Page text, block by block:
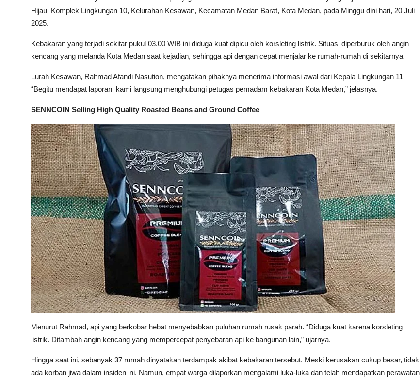
Hijau, Komplek Lingkungan 10, Kelurahan Kesawan, Kecamatan Medan Barat, Kota Medan, pada Minggu dini hari, 20 Juli
2025.
Kebakaran yang terjadi sekitar pukul 03.00 WIB ini diduga kuat dipicu oleh korsleting listrik. Situasi diperburuk oleh angin
kencang yang melanda Kota Medan saat kejadian, sehingga api dengan cepat menjalar ke rumah-rumah di sekitarnya.
Lurah Kesawan, Rahmad Afandi Nasution, mengatakan pihaknya menerima informasi awal dari Kepala Lingkungan 11.
“Begitu mendapat laporan, kami langsung menghubungi petugas pemadam kebakaran Kota Medan,” jelasnya.
SENNCOIN Selling High Quality Roasted Beans and Ground Coffee
Menurut Rahmad, api yang berkobar hebat menyebabkan puluhan rumah rusak parah. “Diduga kuat karena korsleting
listrik. Ditambah angin kencang yang mempercepat penyebaran api ke bangunan lain,” ujarnya.
Hingga saat ini, sebanyak 37 rumah dinyatakan terdampak akibat kebakaran tersebut. Meski kerusakan cukup besar, tidak
ada korban jiwa dalam insiden ini. Namun, empat warga dilaporkan mengalami luka-luka dan telah mendapatkan perawatan